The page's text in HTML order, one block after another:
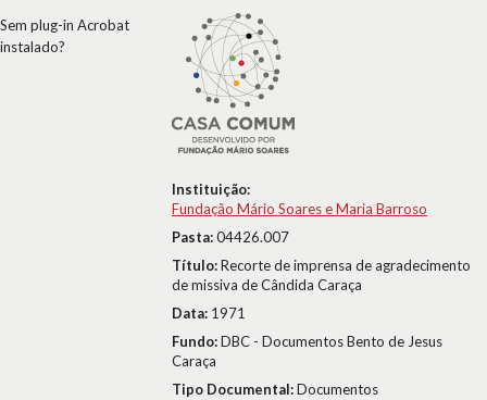
Instituição:
Fundação Mário Soares e Maria Barroso
Pasta:04426.007
Título:Recorte de imprensa de agradecimento
de missiva de Cândida Caraça
Data: 1971
Fundo:DBC - Documentos Bento de Jesus
Caraça
Tipo Documental:Documentos
Sem plug-in Acrobat
instalado?